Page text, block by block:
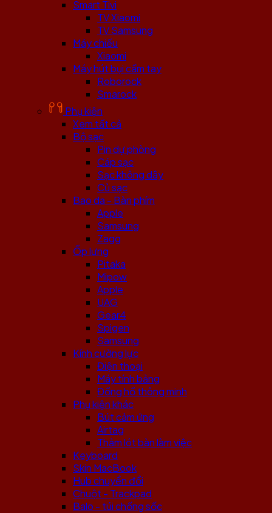
Smart Tivi
TV Xiaomi
TV Samsung
Máy chiếu
Xiaomi
Máy hút bụi cầm tay
Roborock
Smarock
Phụ kiện
Xem tất cả
Bộ sạc
Pin dự phòng
Cáp sạc
Sạc không dây
Củ sạc
Bao da - Bàn phím
Apple
Samsung
Zagg
Ốp lưng
Pitaka
Mipow
Apple
UAG
Gear4
Spigen
Samsung
Kính cường lực
Điện thoại
Máy tính bảng
Đồng hồ thông minh
Phụ kiện khác
Bút cảm ứng
Airtag
Thảm lót bàn làm việc
Keyboard
Skin MacBook
Hub chuyển đổi
Chuột - Trackpad
Balo - túi chống sốc